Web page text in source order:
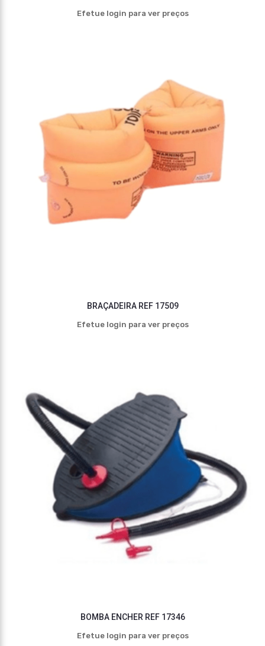
Efetue login para ver preços
BRAÇADEIRA REF 17509
Efetue login para ver preços
BOMBA ENCHER REF 17346
Efetue login para ver preços